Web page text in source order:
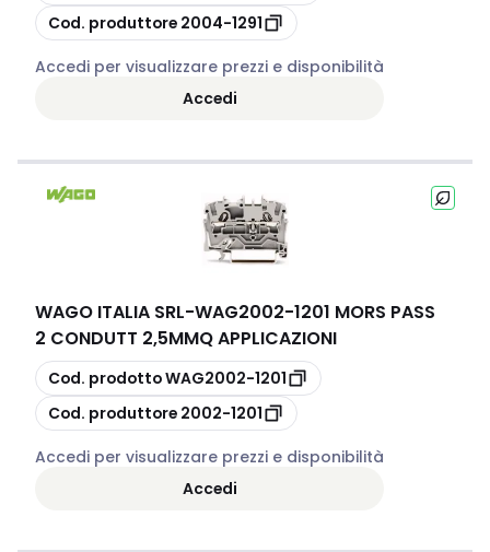
copia
Cod. produttore 2004-1291
Accedi per visualizzare prezzi e disponibilità
Accedi
WAGO ITALIA SRL-WAG2002-1201 MORS PASS
2 CONDUTT 2,5MMQ APPLICAZIONI
copia
Cod. prodottoWAG2002-1201
copia
Cod. produttore 2002-1201
Accedi per visualizzare prezzi e disponibilità
Accedi